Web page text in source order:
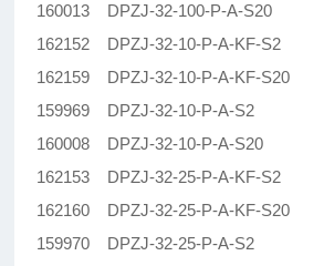
160013 DPZJ-32-100-P-A-S20
162152 DPZJ-32-10-P-A-KF-S2
162159 DPZJ-32-10-P-A-KF-S20
159969 DPZJ-32-10-P-A-S2
160008 DPZJ-32-10-P-A-S20
162153 DPZJ-32-25-P-A-KF-S2
162160 DPZJ-32-25-P-A-KF-S20
159970 DPZJ-32-25-P-A-S2